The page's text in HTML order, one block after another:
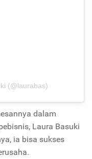
(@laurabas)
dalam
Laura Basuki
ia bisa sukses